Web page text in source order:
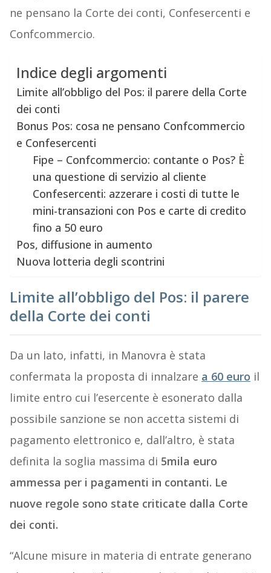
ne pensano la Corte dei conti, Confesercenti e
Confcommercio.
Indice degli argomenti
Limite all’obbligo del Pos: il parere della Corte
dei conti
Bonus Pos: cosa ne pensano Confcommercio
e Confesercenti
Fipe – Confcommercio: contante o Pos? È
una questione di servizio al cliente
Confesercenti: azzerare i costi di tutte le
mini-transazioni con Pos e carte di credito
fino a 50 euro
Pos, diffusione in aumento
Nuova lotteria degli scontrini
Limite all’obbligo del Pos: il parere
della Corte dei conti
Da un lato, infatti, in Manovra è stata
confermata la proposta di innalzare a 60 euro il
limite entro cui l’esercente è esonerato dalla
possibile sanzione se non accetta sistemi di
pagamento elettronico e, dall’altro, è stata
definita la soglia massima di 5mila euro
ammessa per i pagamenti in contanti. Le
nuove regole sono state criticate dalla Corte
dei conti.
“Alcune misure in materia di entrate generano